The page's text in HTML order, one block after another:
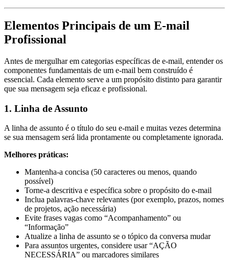
Elementos Principais de um E-mail
Profissional
Antes de mergulhar em categorias específicas de e-mail, entender os
componentes fundamentais de um e-mail bem construído é
essencial. Cada elemento serve a um propósito distinto para garantir
que sua mensagem seja eficaz e profissional.
1. Linha de Assunto
A linha de assunto é o título do seu e-mail e muitas vezes determina
se sua mensagem será lida prontamente ou completamente ignorada.
Melhores práticas:
Mantenha-a concisa (50 caracteres ou menos, quando
possível)
Torne-a descritiva e específica sobre o propósito do e-mail
Inclua palavras-chave relevantes (por exemplo, prazos, nomes
de projetos, ação necessária)
Evite frases vagas como “Acompanhamento” ou
“Informação”
Atualize a linha de assunto se o tópico da conversa mudar
Para assuntos urgentes, considere usar “AÇÃO
NECESSÁRIA” ou marcadores similares